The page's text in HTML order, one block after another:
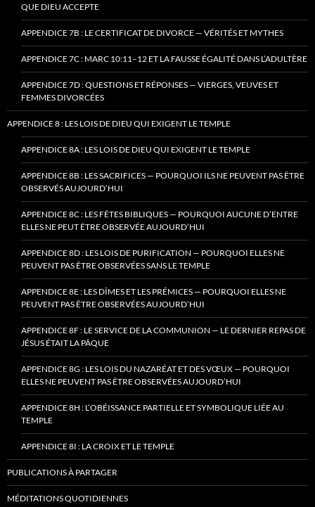
QUE DIEU ACCEPTE
APPENDICE 7B : LE CERTIFICAT DE DIVORCE — VÉRITÉS ET MYTHES
APPENDICE 7C : MARC 10:11–12 ET LA FAUSSE ÉGALITÉ DANS L’ADULTÈRE
APPENDICE 7D : QUESTIONS ET RÉPONSES — VIERGES, VEUVES ET
FEMMES DIVORCÉES
APPENDICE 8 : LES LOIS DE DIEU QUI EXIGENT LE TEMPLE
APPENDICE 8A : LES LOIS DE DIEU QUI EXIGENT LE TEMPLE
APPENDICE 8B : LES SACRIFICES — POURQUOI ILS NE PEUVENT PAS ÊTRE
OBSERVÉS AUJOURD’HUI
APPENDICE 8C : LES FÊTES BIBLIQUES — POURQUOI AUCUNE D’ENTRE
ELLES NE PEUT ÊTRE OBSERVÉE AUJOURD’HUI
APPENDICE 8D : LES LOIS DE PURIFICATION — POURQUOI ELLES NE
PEUVENT PAS ÊTRE OBSERVÉES SANS LE TEMPLE
APPENDICE 8E : LES DÎMES ET LES PRÉMICES — POURQUOI ELLES NE
PEUVENT PAS ÊTRE OBSERVÉES AUJOURD’HUI
APPENDICE 8F : LE SERVICE DE LA COMMUNION — LE DERNIER REPAS DE
JÉSUS ÉTAIT LA PÂQUE
APPENDICE 8G : LES LOIS DU NAZARÉAT ET DES VŒUX — POURQUOI
ELLES NE PEUVENT PAS ÊTRE OBSERVÉES AUJOURD’HUI
APPENDICE 8H : L’OBÉISSANCE PARTIELLE ET SYMBOLIQUE LIÉE AU
TEMPLE
APPENDICE 8I : LA CROIX ET LE TEMPLE
PUBLICATIONS À PARTAGER
MÉDITATIONS QUOTIDIENNES